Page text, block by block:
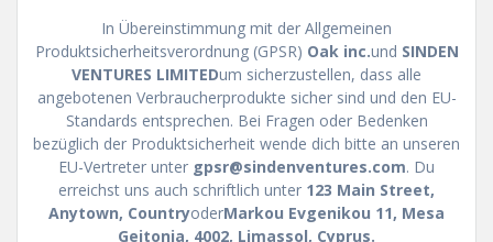
In Übereinstimmung mit der Allgemeinen
Produktsicherheitsverordnung (GPSR) Oak inc.und SINDEN
VENTURES LIMITEDum sicherzustellen, dass alle
angebotenen Verbraucherprodukte sicher sind und den EU-
Standards entsprechen. Bei Fragen oder Bedenken
bezüglich der Produktsicherheit wende dich bitte an unseren
EU-Vertreter unter gpsr@sindenventures.com. Du
erreichst uns auch schriftlich unter 123 Main Street,
Anytown, CountryoderMarkou Evgenikou 11, Mesa
Geitonia, 4002, Limassol, Cyprus.